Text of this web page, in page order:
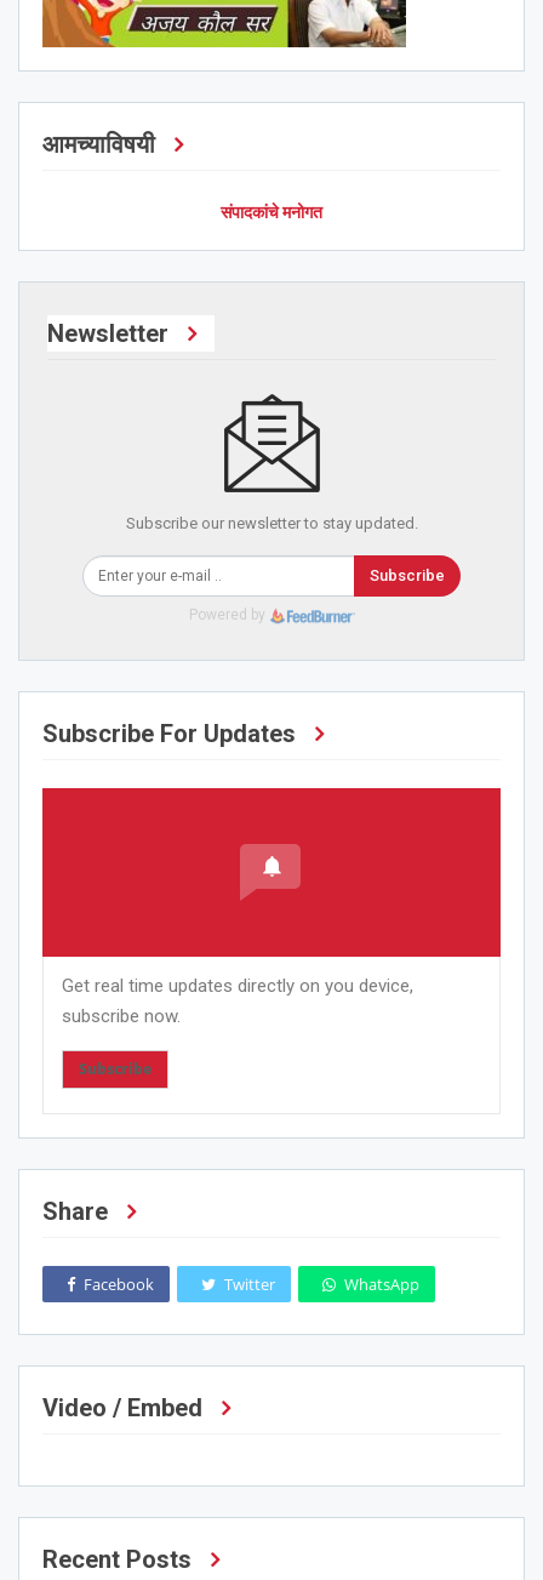
आमच्याविषयी
संपादकांचे मनोगत
Newsletter
Subscribe our newsletter to stay updated.
Subscribe
Powered by
Subscribe For Updates
Get real time updates directly on you device,
subscribe now.
Subscribe
Share
Facebook Twitter WhatsApp
Video / Embed
Recent Posts